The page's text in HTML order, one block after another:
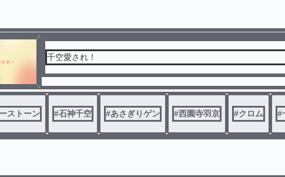
千空愛され！
ストーン #石神千空 #あさぎりゲン #西園寺羽京 #クロム #